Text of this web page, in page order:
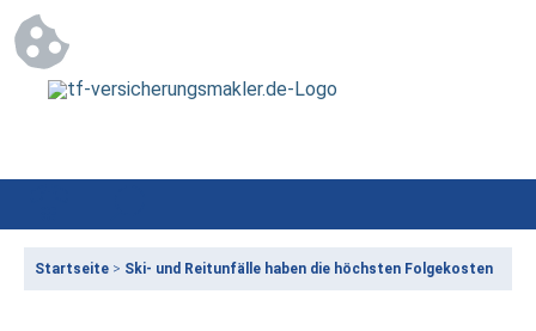
Startseite > Ski- und Reitunfälle haben die höchsten Folgekosten